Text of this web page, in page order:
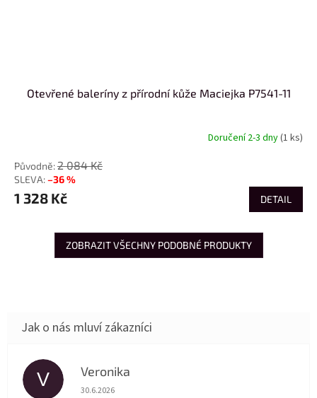
Otevřené baleríny z přírodní kůže Maciejka P7541-11
Doručení 2-3 dny(1 ks)
2 084 Kč
–36 %
1 328 Kč DETAIL
ZOBRAZIT VŠECHNY PODOBNÉ PRODUKTY
V Veronika
Hodnocení obchodu je 5 z 5 hvězdiček.
30.6.2026